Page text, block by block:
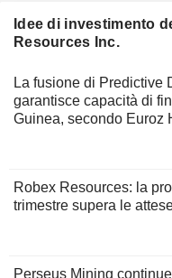
Idee di investimento
Resources Inc.
La fusione di Predictive
garantisce capacità di
Guinea, secondo Euroz
Robex Resources: la
trimestre supera le
Perseus Mining